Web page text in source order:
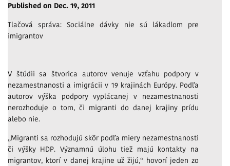
Published on Dec. 19, 2011
Tlačová správa: Sociálne dávky nie sú lákadlom pre
imigrantov
V štúdii sa štvorica autorov venuje vzťahu podpory v
nezamestnanosti a imigrácii v 19 krajinách Európy. Podľa
autorov výška podpory vyplácanej v nezamestnanosti
nerozhoduje o tom, či migranti do danej krajiny prídu
alebo nie.
„Migranti sa rozhodujú skôr podľa miery nezamestnanosti
či výšky HDP. Významnú úlohu tiež majú kontakty na
migrantov, ktorí v danej krajine už žijú,“ hovorí jeden zo